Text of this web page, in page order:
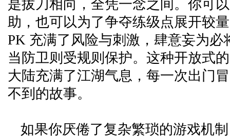
是拔刀相向，全凭一念之间。你可
助，也可以为了争夺练级点展开较
PK 充满了风险与刺激，肆意妄为必
当防卫则受规则保护。这种开放式
大陆充满了江湖气息，每一次出门
不到的故事。
如果你厌倦了复杂繁琐的游戏机